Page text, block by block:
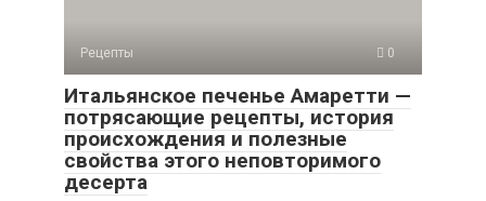
Рецепты 0
Итальянское печенье Амаретти —
потрясающие рецепты, история
происхождения и полезные
свойства этого неповторимого
десерта